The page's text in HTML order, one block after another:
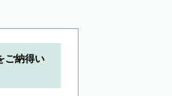
ご納得い